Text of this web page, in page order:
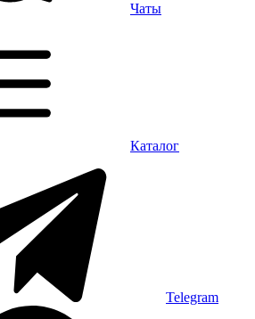
Чаты
Каталог
Telegram